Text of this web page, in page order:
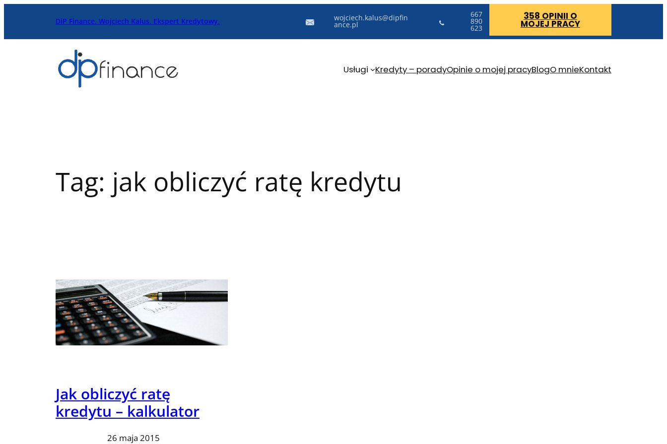
DiP Finance. Wojciech Kalus. Ekspert Kredytowy. wojciech.kalus@dipfin
ance.pl
667
890
623
358 OPINII O
MOJEJ PRACY
Usługi Kredyty – poradyOpinie o mojej pracyBlogO mnieKontakt
Tag: jak obliczyć ratę kredytu
Jak obliczyć ratę
kredytu – kalkulator
26 maja 2015